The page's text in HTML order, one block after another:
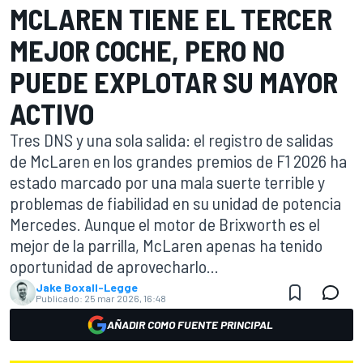
MCLAREN TIENE EL TERCER
MEJOR COCHE, PERO NO
PUEDE EXPLOTAR SU MAYOR
ACTIVO
Tres DNS y una sola salida: el registro de salidas
de McLaren en los grandes premios de F1 2026 ha
estado marcado por una mala suerte terrible y
problemas de fiabilidad en su unidad de potencia
Mercedes. Aunque el motor de Brixworth es el
mejor de la parrilla, McLaren apenas ha tenido
oportunidad de aprovecharlo...
Jake Boxall-Legge
Publicado: 25 mar 2026, 16:48
AÑADIR COMO FUENTE PRINCIPAL